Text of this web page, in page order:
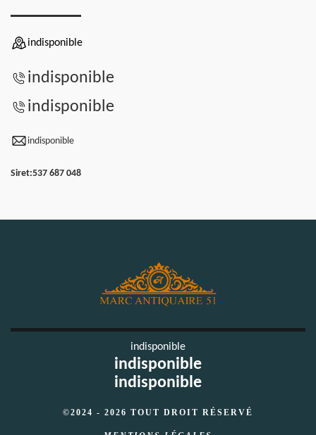
indisponible
indisponible
indisponible
indisponible
Siret:537 687 048
indisponible
indisponible
indisponible
©2024 - 2026 TOUT DROIT RÉSERVÉ